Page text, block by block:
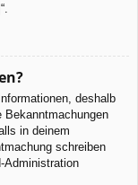
deshalb
in deinem
schreiben
Administration